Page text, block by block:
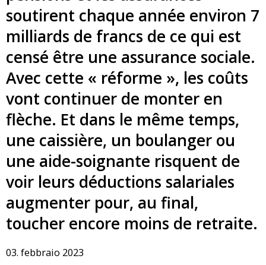
soutirent chaque année environ 7
milliards de francs de ce qui est
censé être une assurance sociale.
Avec cette « réforme », les coûts
vont continuer de monter en
flèche. Et dans le même temps,
une caissière, un boulanger ou
une aide-soignante risquent de
voir leurs déductions salariales
augmenter pour, au final,
toucher encore moins de retraite.
03. febbraio 2023